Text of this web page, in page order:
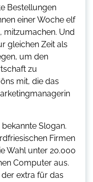
Bestellungen
einer Woche elf
mitzumachen. Und
gleichen Zeit als
um den
zu
mit, die das
bekannte Slogan.
Firmen
Wahl unter 20.000
Computer aus.
extra für das